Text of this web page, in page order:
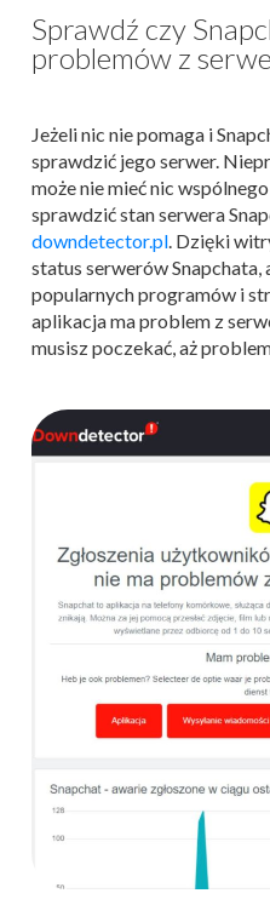
Sprawdź czy
problemów z
Jeżeli nic nie pomaga i
sprawdzić jego serwer.
może nie mieć nic
sprawdzić stan serwera
downdetector.pl. Dzięki
status serwerów Snapchata,
popularnych programów i
aplikacja ma problem z
musisz poczekać, aż